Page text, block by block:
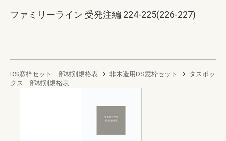
ファミリーライン 受発注編 224-225(226-227)
DS窓枠セット 部材別規格表 非木造用DS窓枠セット
タスボッ
クス 部材別規格表